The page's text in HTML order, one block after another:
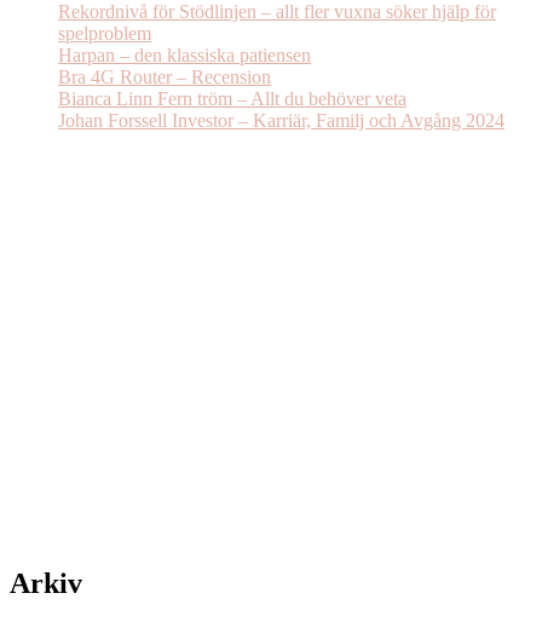
Rekordnivå för Stödlinjen – allt fler vuxna söker hjälp för
spelproblem
Harpan – den klassiska patiensen
Bra 4G Router – Recension
Bianca Linn Fern tröm – Allt du behöver veta
Johan Forssell Investor – Karriär, Familj och Avgång 2024
Arkiv